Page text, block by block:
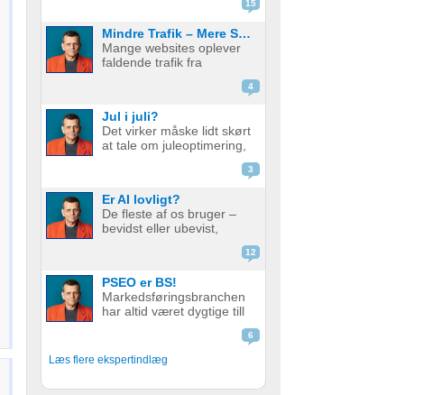
have det. Spotify vil have
hopper også med på
vognen. Men… hvorfor
egentlig? OK, boomer –
15
Mindre Trafik – Mere Salg
Mange websites oplever
faldende trafik fra
Google. Nogle mistænker
de bare ikke ranker så
godt som før. Men er det
nu så slemt? Måske er det
4
Jul i juli?
Det virker måske lidt skørt
at tale om juleoptimering,
faktisk god grund til det.
Alt for mange glemmer at
forberede deres website
3
Er AI lovligt?
De fleste af os bruger –
bevidst eller ubevist,
eller delvist bygger på AI.
stille spørgsmål ved, om
det er lovligt. AI er en
meget bred betegnelse
12
PSEO er BS!
Markedsføringsbranchen
har altid været dygtige till
at pakke gammel fisk ind i
Nogle gange lidt for
dygtige. Giv en støvet,
6
Læs flere ekspertindlæg